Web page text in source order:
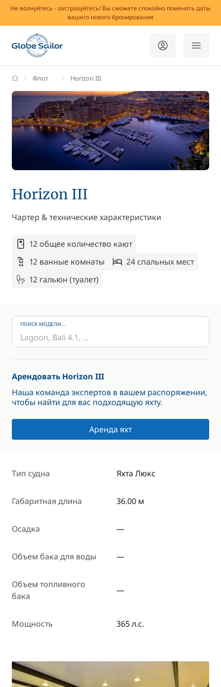
Не волнуйтесь - застрахуйтесь! Вы сможете спокойно поменять даты
вашего нового бронирования
GlobeSailor
Флот Horizon III
Horizon III
Чартер & технические характеристики
12 общее количество кают
12 ванные комнаты
24 спальныx мест
12 гальюн (туалет)
ПОИСК МОДЕЛИ...
Арендовать Horizon III
Наша команда экспертов в вашем распоряжении,
чтобы найти для вас подходящую яхту.
Аренда яхт
Тип судна Яхта Люкс
Габаритная длина 36.00 м
Осадка —
Объем бака для воды —
Объем топливного
бака
—
Мощность 365 л.с.